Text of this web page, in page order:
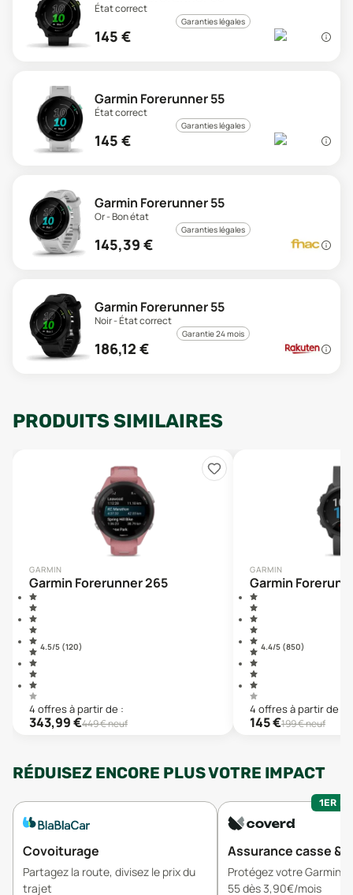
État correct
Garanties légales
145 €
Garmin Forerunner 55
État correct
Garanties légales
145 €
Garmin Forerunner 55
Or - Bon état
Garanties légales
145,39 €
Garmin Forerunner 55
Noir - État correct
Garantie 24 mois
186,12 €
PRODUITS SIMILAIRES
GARMIN
Garmin Forerunner 265
4.5/5 (120)
4 offresà partir de :
343,99€449€ neuf
GARMIN
Garmin
4.4/5 (850)
4 offresà partir de :
145€199€ neuf
RÉDUISEZ ENCORE PLUS VOTRE IMPACT
Covoiturage
Partagez la route, divisez le prix du
trajet
1ER
Assurance casse &
Protégez votre Garmin
55 dès 3,90€/mois